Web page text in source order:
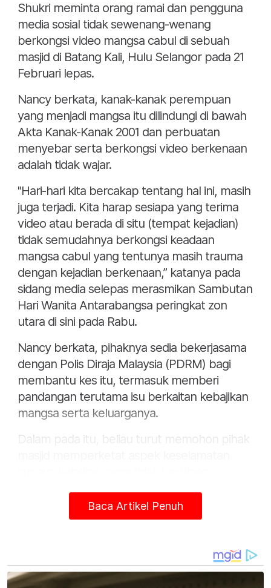
Shukri meminta orang ramai dan pengguna
media sosial tidak sewenang-wenang
berkongsi video mangsa cabul di sebuah
masjid di Batang Kali, Hulu Selangor pada 21
Februari lepas.
Nancy berkata, kanak-kanak perempuan
yang menjadi mangsa itu dilindungi di bawah
Akta Kanak-Kanak 2001 dan perbuatan
menyebar serta berkongsi video berkenaan
adalah tidak wajar.
"Hari-hari kita bercakap tentang hal ini, masih
juga terjadi. Kita harap sesiapa yang terima
video atau berada di situ (tempat kejadian)
tidak semudahnya berkongsi keadaan
mangsa cabul yang tentunya masih trauma
dengan kejadian berkenaan,” katanya pada
sidang media selepas merasmikan Sambutan
Hari Wanita Antarabangsa peringkat zon
utara di sini pada Rabu.
Nancy berkata, pihaknya sedia bekerjasama
dengan Polis Diraja Malaysia (PDRM) bagi
membantu kes itu, termasuk memberi
pandangan terutama isu berkaitan kebajikan
mangsa serta keluarganya.
Dalam pada itu, beliau turut memohon pihak
Islam akan menunaikan solat tarawih.
keselamatan lain boleh digunakan supaya
tidak ada pihak yang boleh mengambil
kesempatan dengan mudah di dalam
Baca Artikel Penuh